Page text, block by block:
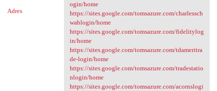
Adres
ogin/home
https://sites.google.com/tomsazure.com/charlessch
wablogin/home
https://sites.google.com/tomsazure.com/fidelitylog
in/home
https://sites.google.com/tomsazure.com/tdameritra
de-login/home
https://sites.google.com/tomsazure.com/tradestatio
nlogin/home
https://sites.google.com/tomsazure.com/acornslogi